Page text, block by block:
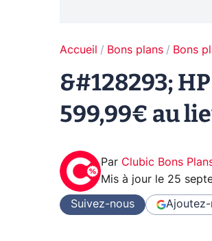
Accueil Bons plans Bons
&#128293;
599,99€ au
Par Clubic Bons
Mis à jour le 25
Suivez-nous